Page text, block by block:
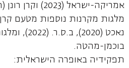
נאכט (2020),
בוכמן-מהטה.
תפקידיה באופרה הישראלית: